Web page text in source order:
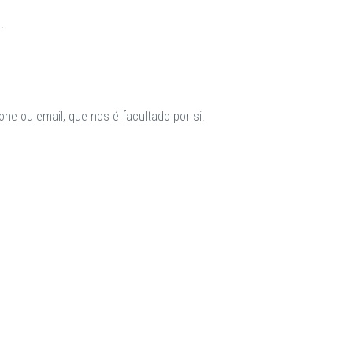
ou email, que nos é facultado por si.